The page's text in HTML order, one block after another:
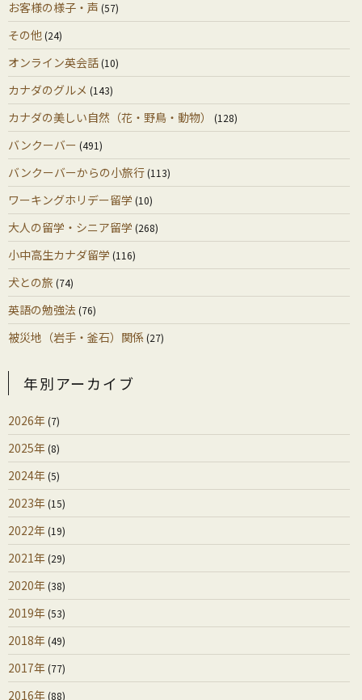
お客様の様子・声 (57)
その他(24)
オンライン英会話(10)
カナダのグルメ (143)
カナダの美しい自然（花・野鳥・動物） (128)
バンクーバー (491)
バンクーバーからの小旅行(113)
ワーキングホリデー留学 (10)
大人の留学・シニア留学 (268)
小中高生カナダ留学 (116)
犬との旅 (74)
英語の勉強法 (76)
被災地（岩手・釜石）関係(27)
年別アーカイブ
2026年(7)
2025年(8)
2024年(5)
2023年(15)
2022年(19)
2021年(29)
2020年(38)
2019年(53)
2018年(49)
2017年(77)
2016年(88)